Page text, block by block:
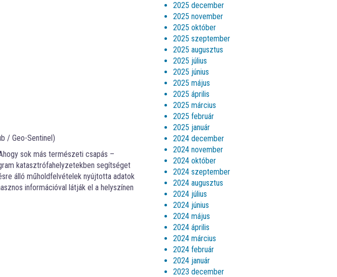
/ Geo-Sentinel)
sok más természeti csapás –
katasztrófahelyzetekben segítséget
álló műholdfelvételek nyújtotta adatok
információval látják el a helyszínen
2025 december
2025 november
2025 október
2025 szeptember
2025 augusztus
2025 július
2025 június
2025 május
2025 április
2025 március
2025 február
2025 január
2024 december
2024 november
2024 október
2024 szeptember
2024 augusztus
2024 július
2024 június
2024 május
2024 április
2024 március
2024 február
2024 január
2023 december